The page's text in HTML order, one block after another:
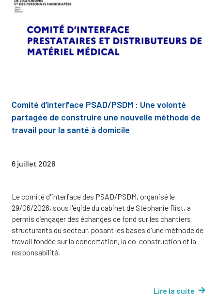
Comité d’interface PSAD/PSDM : Une volonté
partagée de construire une nouvelle méthode de
travail pour la santé à domicile
6 juillet 2026
Le comité d'interface des PSAD/PSDM, organisé le
29/06/2026, sous l'égide du cabinet de Stéphanie Rist, a
permis d’engager des échanges de fond sur les chantiers
structurants du secteur, posant les bases d'une méthode de
travail fondée sur la concertation, la co-construction et la
responsabilité.
Lire la suite